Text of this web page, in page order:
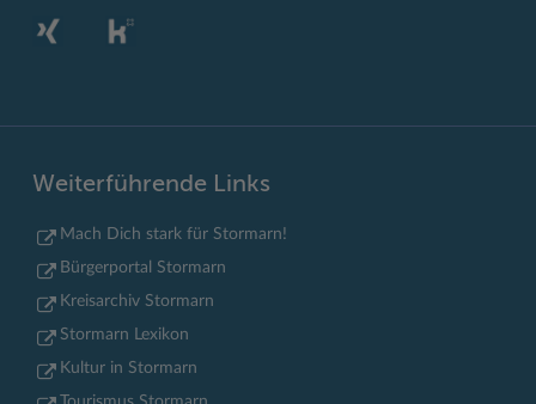
Weiterführende Links
Mach Dich stark für Stormarn!
Bürgerportal Stormarn
Kreisarchiv Stormarn
Stormarn Lexikon
Kultur in Stormarn